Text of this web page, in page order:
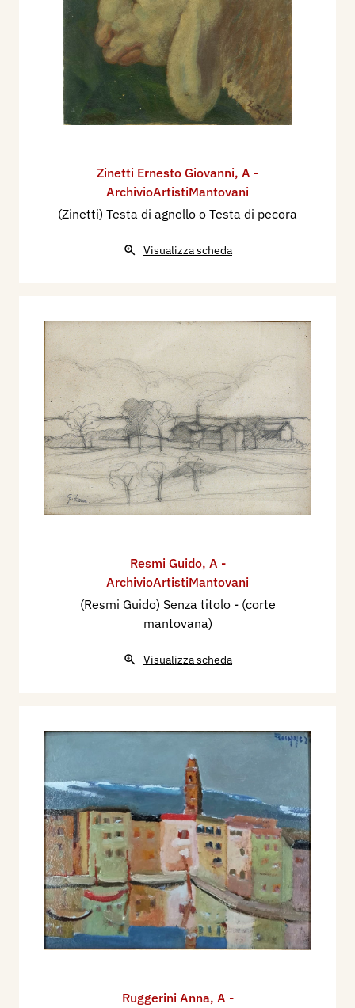
Zinetti Ernesto Giovanni, A -
ArchivioArtistiMantovani
(Zinetti) Testa di agnello o Testa di pecora
Visualizza scheda
Resmi Guido, A -
ArchivioArtistiMantovani
(Resmi Guido) Senza titolo - (corte
mantovana)
Visualizza scheda
Ruggerini Anna, A -